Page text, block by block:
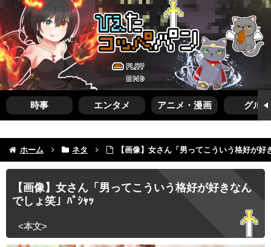
時事 エンタメ アニメ・漫画 グルメ
ホーム ネタ 【画像】女さん「男ってこういう格好が好
【画像】女さん「男ってこういう格好が好きなん
でしょ笑」ﾊﾟｼｬｯ